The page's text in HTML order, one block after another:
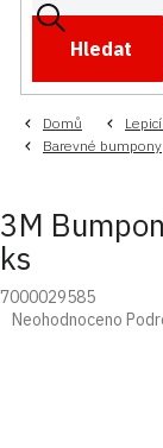
Hledat
Domů
Barevné bumpony
3M
ks
7000029585
Průměrné
Neohodnoceno